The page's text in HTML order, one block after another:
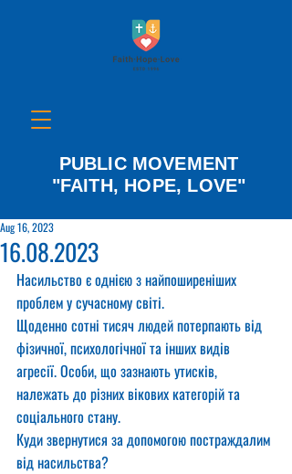
PUBLIC MOVEMENT
"FAITH, HOPE, LOVE"
16.08.2023
Aug 16, 2023
Насильство є однією з найпоширеніших
проблем у сучасному світі.
Щоденно сотні тисяч людей потерпають від
фізичної, психологічної та інших видів
агресії. Особи, що зазнають утисків,
належать до різних вікових категорій та
соціального стану.
Куди звернутися за допомогою постраждалим
від насильства?